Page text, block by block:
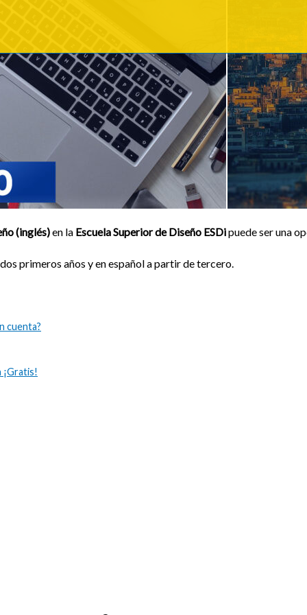
(inglés)en la Escuela Superior de Diseño ESDipuede ser una
primeros años y en español a partir de tercero.
cuenta?